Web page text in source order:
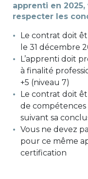
apprenti en
respecter les
Le contrat doit
le 31 décembre
L’apprenti doit
à finalité
+5 (niveau 7)
Le contrat doit
de compétences
suivant sa
Vous ne devez
pour ce même
certification